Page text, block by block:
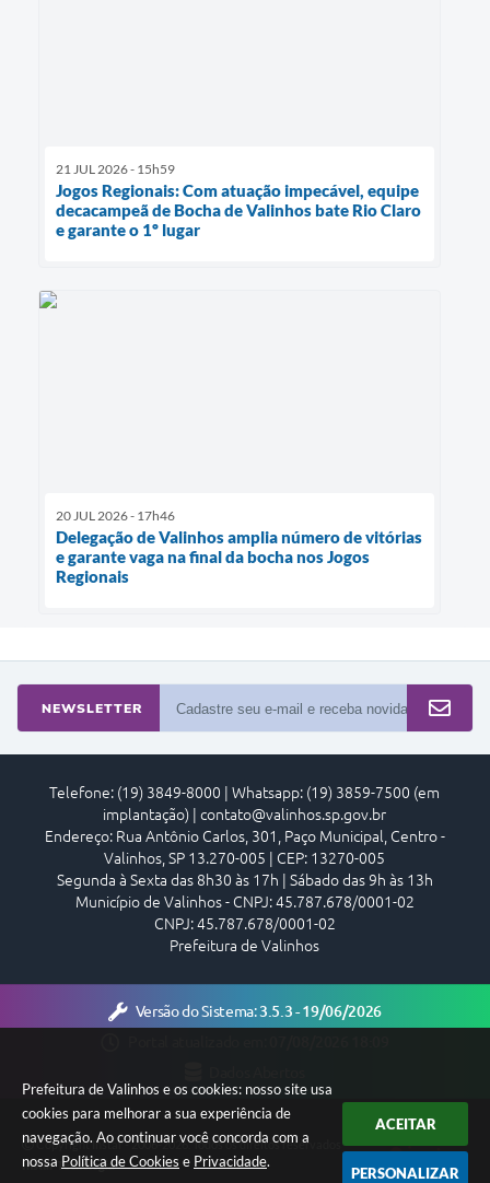
Prefeitura de Valinhos e os cookies: nosso site usa
cookies para melhorar a sua experiência de
navegação. Ao continuar você concorda com a
nossa Política de Cookies e Privacidade.
ACEITAR
PERSONALIZAR
21 JUL 2026 - 15h59
Jogos Regionais: Com atuação impecável, equipe
decacampeã de Bocha de Valinhos bate Rio Claro
e garante o 1º lugar
20 JUL 2026 - 17h46
Delegação de Valinhos amplia número de vitórias
e garante vaga na final da bocha nos Jogos
Regionais
NEWSLETTER
Telefone: (19) 3849-8000 | Whatsapp: (19) 3859-7500 (em
implantação) | contato@valinhos.sp.gov.br
Endereço: Rua Antônio Carlos, 301, Paço Municipal, Centro -
Valinhos, SP 13.270-005 | CEP: 13270-005
Segunda à Sexta das 8h30 às 17h | Sábado das 9h às 13h
Município de Valinhos - CNPJ: 45.787.678/0001-02
CNPJ: 45.787.678/0001-02
Prefeitura de Valinhos
Versão do Sistema:3.5.3 - 19/06/2026
Copyright Instar - 2006-2026. Todos os direitos reservados -
Instar Tecnologia